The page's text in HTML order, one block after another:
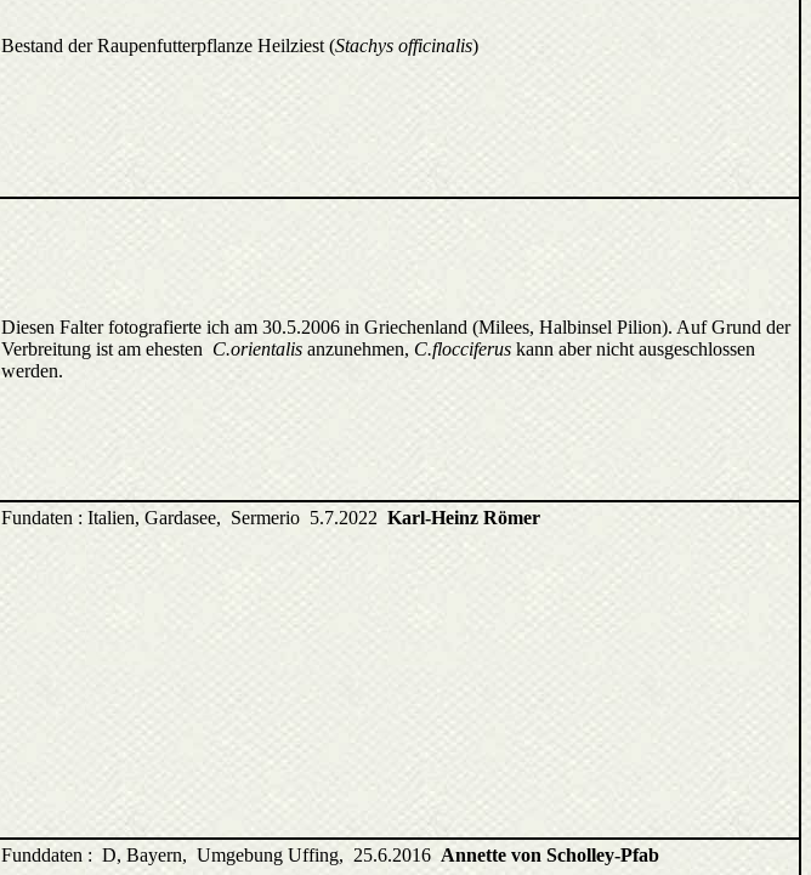
Bestand der Raupenfutterpflanze Heilziest (Stachys officinalis)
Diesen Falter fotografierte ich am 30.5.2006 in Griechenland (Milees, Halbinsel Pilion). Auf Grund der
Verbreitung ist am ehesten C.orientalis anzunehmen, C.flocciferus kann aber nicht ausgeschlossen
werden.
Fundaten : Italien, Gardasee, Sermerio 5.7.2022 Karl-Heinz Römer
Funddaten : D, Bayern, Umgebung Uffing, 25.6.2016 Annette von Scholley-Pfab